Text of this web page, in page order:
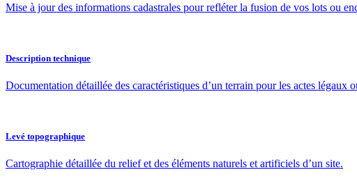
Mise à jour des informations cadastrales pour refléter la fusion de vos lots ou
Description technique
Documentation détaillée des caractéristiques d’un terrain pour les actes légaux
Levé topographique
Cartographie détaillée du relief et des éléments naturels et artificiels d’un site.